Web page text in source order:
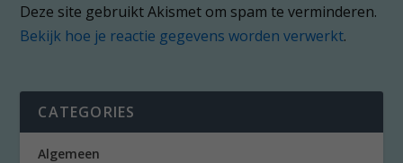
Deze site gebruikt Akismet om spam te verminderen.
Bekijk hoe je reactie gegevens worden verwerkt.
CATEGORIES
Algemeen